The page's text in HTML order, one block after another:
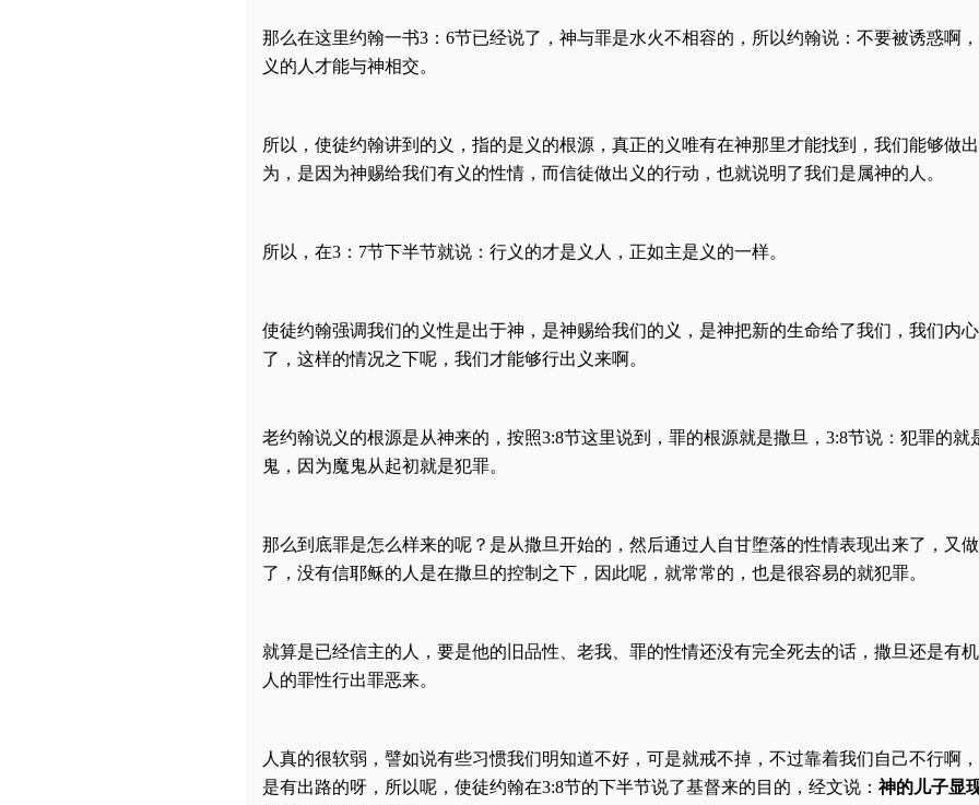
那么在这里约翰一书3：6节已经说了，神与罪是水火不相容的，所以约翰说：不要被诱惑啊
义的人才能与神相交。
所以，使徒约翰讲到的义，指的是义的根源，真正的义唯有在神那里才能找到，我们能够做
为，是因为神赐给我们有义的性情，而信徒做出义的行动，也就说明了我们是属神的人。
所以，在3：7节下半节就说：行义的才是义人，正如主是义的一样。
使徒约翰强调我们的义性是出于神，是神赐给我们的义，是神把新的生命给了我们，我们内
了，这样的情况之下呢，我们才能够行出义来啊。
老约翰说义的根源是从神来的，按照3:8节这里说到，罪的根源就是撒旦，3:8节说：犯罪的就
鬼，因为魔鬼从起初就是犯罪。
那么到底罪是怎么样来的呢？是从撒旦开始的，然后通过人自甘堕落的性情表现出来了，又
了，没有信耶稣的人是在撒旦的控制之下，因此呢，就常常的，也是很容易的就犯罪。
就算是已经信主的人，要是他的旧品性、老我、罪的性情还没有完全死去的话，撒旦还是有
人的罪性行出罪恶来。
人真的很软弱，譬如说有些习惯我们明知道不好，可是就戒不掉，不过靠着我们自己不行啊
是有出路的呀，所以呢，使徒约翰在3:8节的下半节说了基督来的目的，经文说：神的儿子显